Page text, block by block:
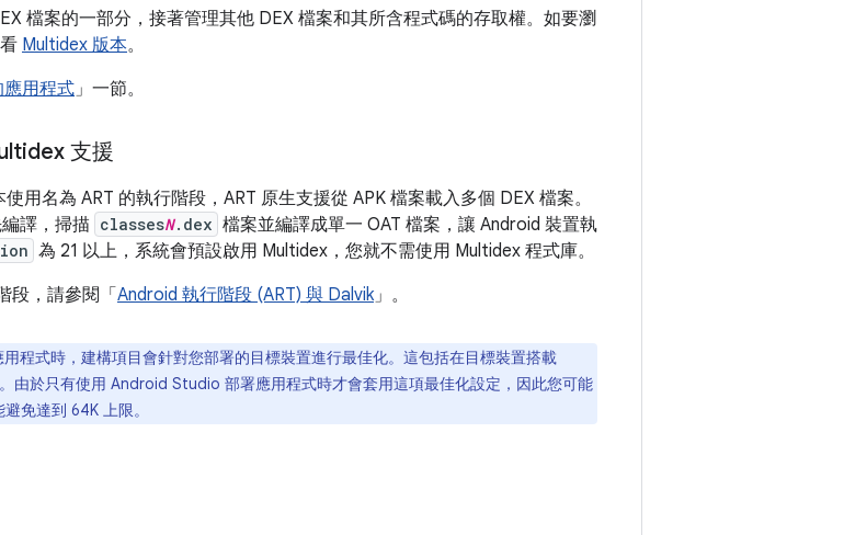
檔案的一部分，接著管理其他 DEX 檔案和其所含程式碼的存取權。如要瀏
Multidex 版本。
用程式」一節。
支援
用名為 ART 的執行階段，ART 原生支援從 APK 檔案載入多個 DEX 檔案。
譯，掃描 classesN.dex 檔案並編譯成單一 OAT 檔案，讓 Android 裝置執
為 21 以上，系統會預設啟用 Multidex，您就不需使用 Multidex 程式庫。
段，請參閱「 Android 執行階段 (ART) 與 Dalvik」。
程式時，建構項目會針對您部署的目標裝置進行最佳化。這包括在目標裝置搭載
由於只有使用 Android Studio 部署應用程式時才會套用這項最佳化設定，因此您可能
避免達到 64K 上限。